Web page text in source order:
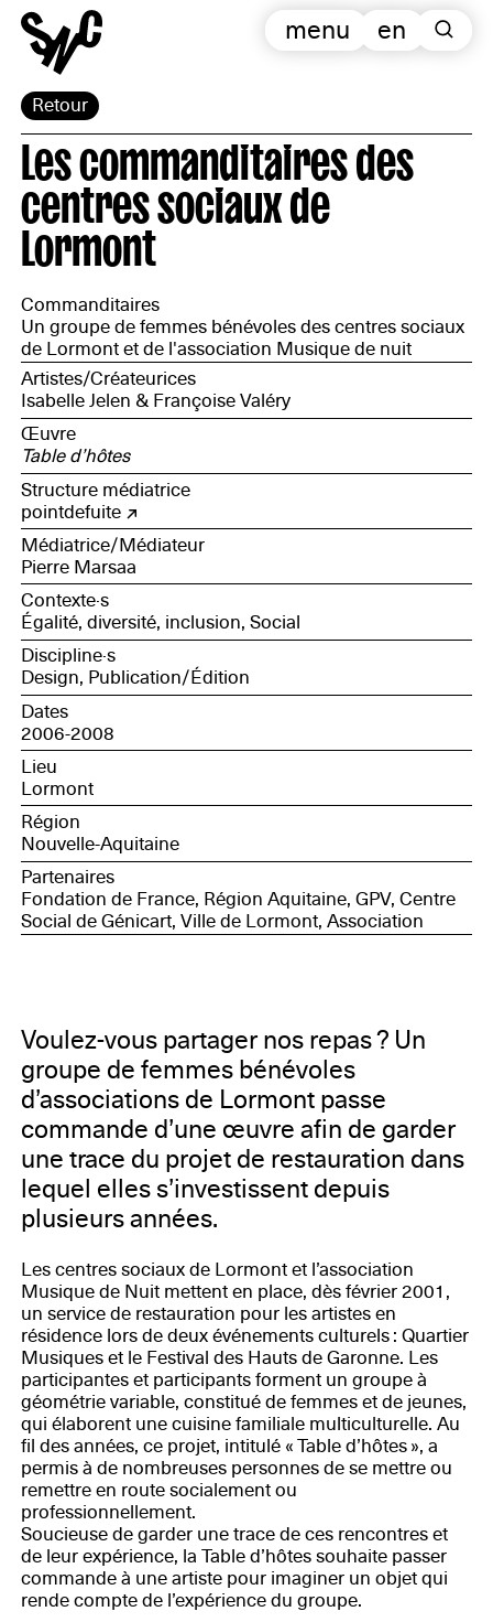
Retour
en
menu
Les commanditaires des
centres sociaux de
Lormont
Commanditaires
Un groupe de femmes bénévoles des centres sociaux
de Lormont et de l'association Musique de nuit
Artistes/Créateurices
Isabelle Jelen & Françoise Valéry
Œuvre
Table d’hôtes
Structure médiatrice
pointdefuite
Médiatrice/Médiateur
Pierre Marsaa
Contexte·s
Égalité, diversité, inclusion, Social
Discipline·s
Design, Publication/Édition
Dates
2006-2008
Lieu
Lormont
Région
Nouvelle-Aquitaine
Partenaires
Fondation de France, Région Aquitaine, GPV, Centre
Social de Génicart, Ville de Lormont, Association
Voulez-vous partager nos repas ? Un
groupe de femmes bénévoles
d’associations de Lormont passe
commande d’une œuvre afin de garder
une trace du projet de restauration dans
lequel elles s’investissent depuis
plusieurs années.
Les centres sociaux de Lormont et l’association
Musique de Nuit mettent en place, dès février 2001,
un service de restauration pour les artistes en
résidence lors de deux événements culturels : Quartier
Musiques et le Festival des Hauts de Garonne. Les
participantes et participants forment un groupe à
géométrie variable, constitué de femmes et de jeunes,
qui élaborent une cuisine familiale multiculturelle. Au
fil des années, ce projet, intitulé « Table d’hôtes », a
permis à de nombreuses personnes de se mettre ou
remettre en route socialement ou
professionnellement.
Soucieuse de garder une trace de ces rencontres et
de leur expérience, la Table d’hôtes souhaite passer
commande à une artiste pour imaginer un objet qui
rende compte de l’expérience du groupe.